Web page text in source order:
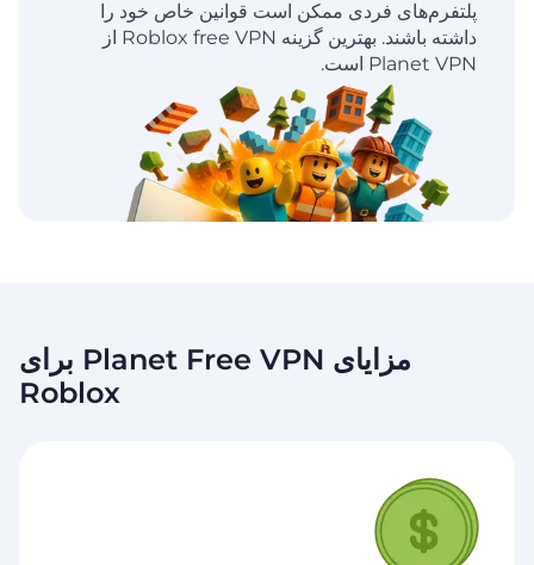
پلتفرم‌های فردی ممکن است قوانین خاص خود را
داشته باشند. بهترین گزینه Roblox free VPN از
Planet VPN است.
مزایای Planet Free VPN برای
Roblox